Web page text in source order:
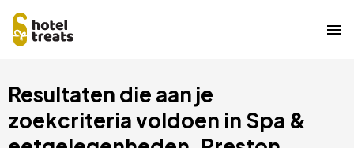
naar
hoofdinhoud
Resultaten die aan je
zoekcriteria voldoen in Spa &